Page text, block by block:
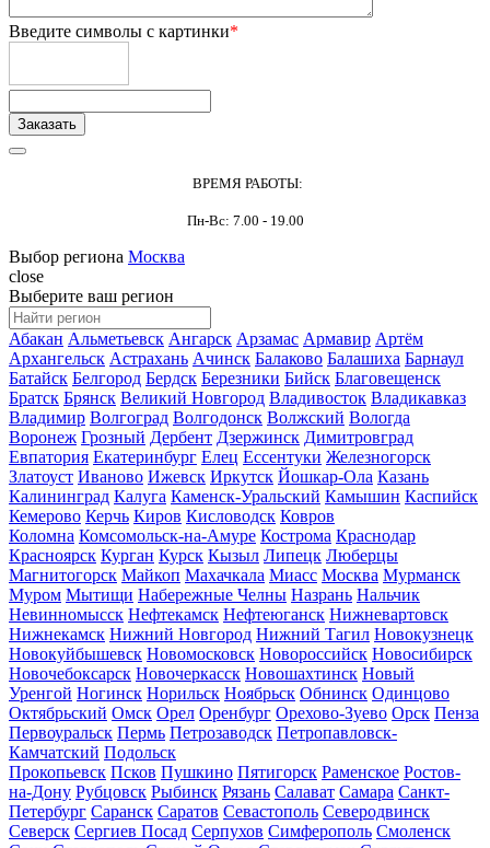
Введите символы с картинки*
ВРЕМЯ РАБОТЫ:
Пн-Вс: 7.00 - 19.00
Выбор региона Москва
close
Выберите ваш регион
Абакан Альметьевск Ангарск Арзамас Армавир Артём
Архангельск Астрахань Ачинск Балаково Балашиха Барнаул
Батайск Белгород Бердск Березники Бийск Благовещенск
Братск Брянск Великий Новгород Владивосток Владикавказ
Владимир Волгоград Волгодонск Волжский Вологда
Воронеж Грозный Дербент Дзержинск Димитровград
Евпатория Екатеринбург Елец Ессентуки Железногорск
Златоуст Иваново Ижевск Иркутск Йошкар-Ола Казань
Калининград Калуга Каменск-Уральский Камышин Каспийск
Кемерово Керчь Киров Кисловодск Ковров
Коломна Комсомольск-на-Амуре Кострома Краснодар
Красноярск Курган Курск Кызыл Липецк Люберцы
Магнитогорск Майкоп Махачкала Миасс Москва Мурманск
Муром Мытищи Набережные Челны Назрань Нальчик
Невинномысск Нефтекамск Нефтеюганск Нижневартовск
Нижнекамск Нижний Новгород Нижний Тагил Новокузнецк
Новокуйбышевск Новомосковск Новороссийск Новосибирск
Новочебоксарск Новочеркасск Новошахтинск Новый
Уренгой Ногинск Норильск Ноябрьск Обнинск Одинцово
Октябрьский Омск Орел Оренбург Орехово-Зуево Орск Пенза
Первоуральск Пермь Петрозаводск Петропавловск-
Камчатский Подольск
Прокопьевск Псков Пушкино Пятигорск Раменское Ростов-
на-Дону Рубцовск Рыбинск Рязань Салават Самара Санкт-
Петербург Саранск Саратов Севастополь Северодвинск
Северск Сергиев Посад Серпухов Симферополь Смоленск